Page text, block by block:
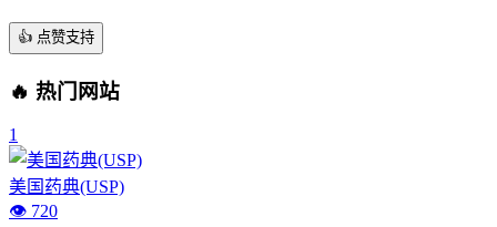
👍 点赞支持
🔥 热门网站
1
美国药典(USP)
👁️ 720